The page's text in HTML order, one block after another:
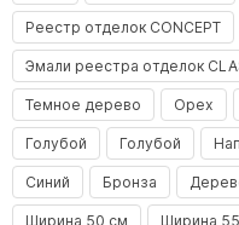
Реестр отделок CONCEPT
Эмали реестра отделок
Темное дерево Орех
Голубой Голубой
Синий Бронза
Ширина 50 см Ширина